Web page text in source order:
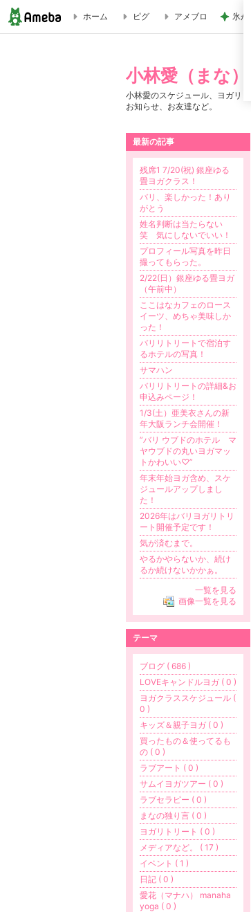
小林愛（まな）のヨガ・リトリート・つぶやきブ
ホーム ピグ アメブロ 氷が
小林愛（まな
小林愛のスケジュール、ヨガリト
お知らせ、お友達など。
最新の記事
残席1 7/20(祝) 銀座ゆる
畳ヨガクラス！
バリ、楽しかった！あり
がとう
姓名判断は当たらない
笑 気にしないでいい！
プロフィール写真を昨日
撮ってもらった。
2/22(日）銀座ゆる畳ヨガ
（午前中）
ここはなカフェのロース
イーツ、めちゃ美味しか
った！
バリリトリートで宿泊す
るホテルの写真！
サマハン
バリリトリートの詳細&お
申込みページ！
1/3(土）亜美衣さんの新
年大阪ランチ会開催！
”バリ ウブドのホテル マ
ヤウブドの丸いヨガマッ
トかわいい♡”
年末年始ヨガ含め、スケ
ジュールアップしまし
た！
2026年はバリヨガリトリ
ート開催予定です！
気が済むまで。
やるかやらないか、続け
るか続けないかかぁ。
一覧を見る
画像一覧を見る
テーマ
ブログ ( 686 )
LOVEキャンドルヨガ ( 0 )
ヨガクラススケジュール (
0 )
キッズ＆親子ヨガ ( 0 )
買ったもの＆使ってるも
の ( 0 )
ラブアート ( 0 )
サムイヨガツアー ( 0 )
ラブセラピー ( 0 )
まなの独り言 ( 0 )
ヨガリトリート ( 0 )
メディアなど。 ( 17 )
イベント ( 1 )
日記 ( 0 )
愛花（マナハ） manaha
yoga ( 0 )